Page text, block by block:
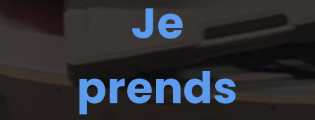
Je
prends